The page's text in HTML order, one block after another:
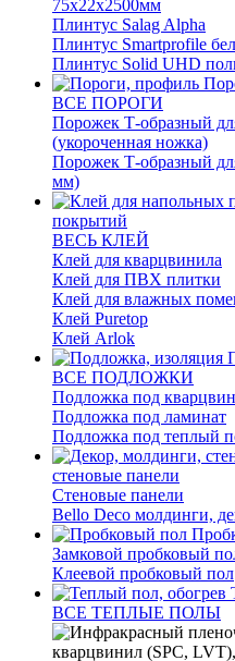
75х22х2500мм
Плинтус Salag Alpha
Плинтус Smartprofile
Плинтус Solid UHD
ВСЕ ПОРОГИ
Порожек Т-образный
(укороченная ножка)
Порожек Т-образный
мм)
покрытий
ВЕСЬ КЛЕЙ
Клей для кварцвинила
Клей для ПВХ плитки
Клей для влажных
Клей Puretop
Клей Arlok
ВСЕ ПОДЛОЖКИ
Подложка под
Подложка под ламинат
Подложка под теплый
стеновые панели
Стеновые панели
Bello Deco молдинги,
Замковой пробковый
Клеевой пробковый пол
ВСЕ ТЕПЛЫЕ ПОЛЫ